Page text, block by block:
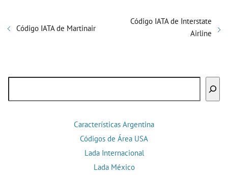
Código IATA de Martinair
Código IATA de Interstate
Airline
Características Argentina
Códigos de Área USA
Lada Internacional
Lada México